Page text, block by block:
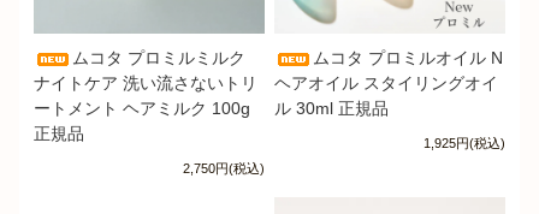
ムコタ プロミルミルク
ナイトケア 洗い流さないトリ
ートメント ヘアミルク 100g
正規品
2,750円(税込)
ムコタ プロミルオイル N
ヘアオイル スタイリングオイ
ル 30ml 正規品
1,925円(税込)